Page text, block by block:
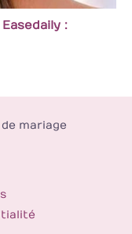
:
mariage